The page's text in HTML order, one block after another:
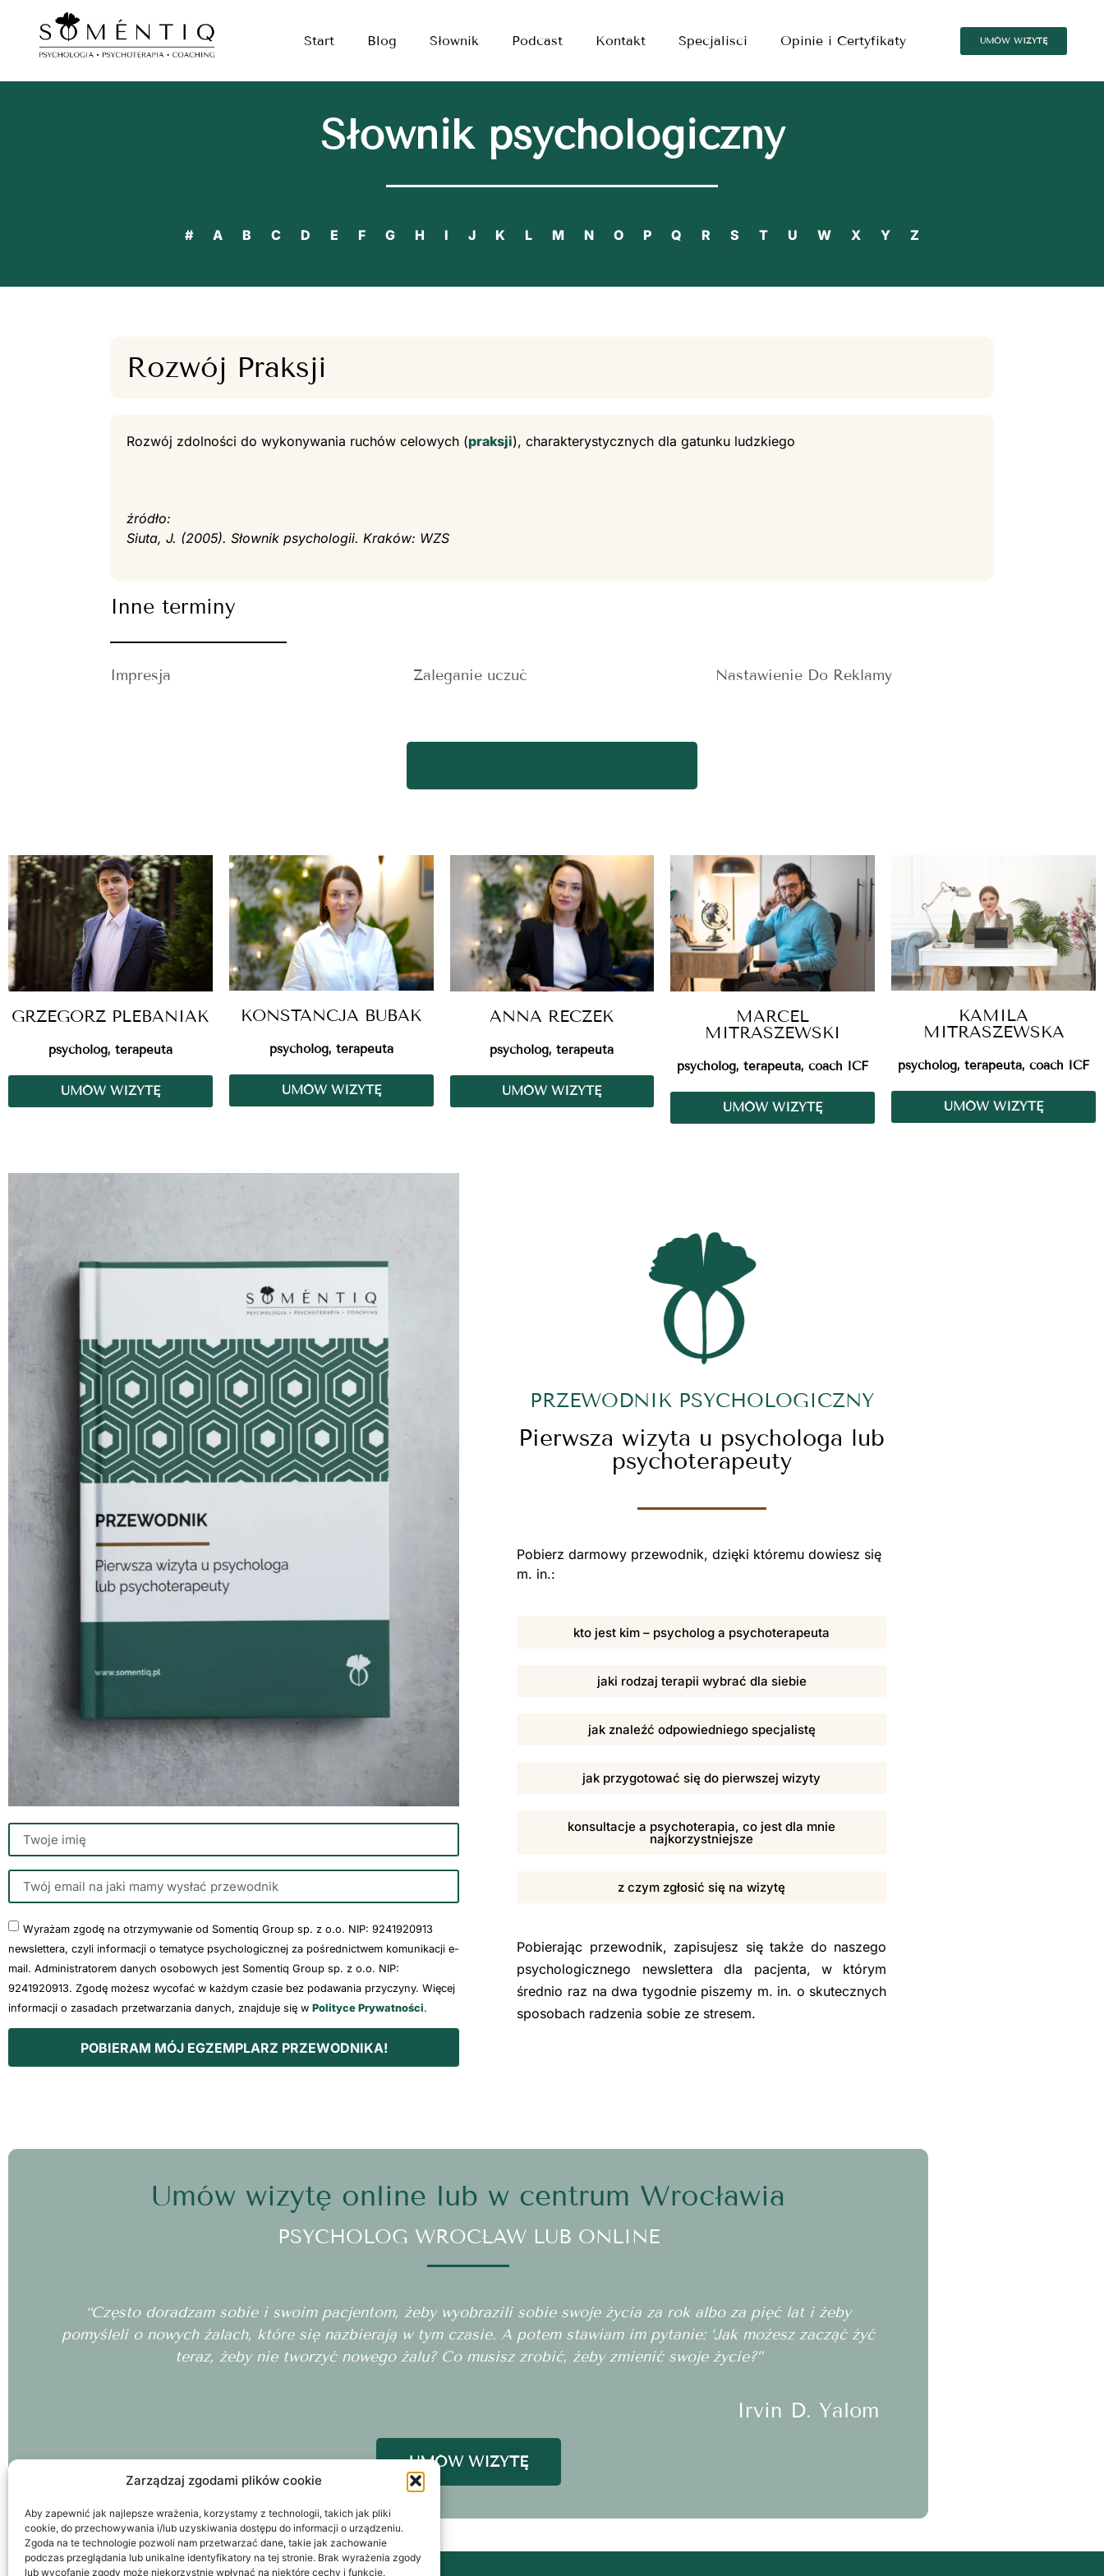
Zarządzaj zgodami plików cookie
Aby zapewnić jak najlepsze wrażenia, korzystamy z technologii, takich jak pliki
cookie, do przechowywania i/lub uzyskiwania dostępu do informacji o urządzeniu.
Zgoda na te technologie pozwoli nam przetwarzać dane, takie jak zachowanie
podczas przeglądania lub unikalne identyfikatory na tej stronie. Brak wyrażenia zgody
lub wycofanie zgody może niekorzystnie wpłynąć na niektóre cechy i funkcje.
Start Blog Słownik Podcast Kontakt Specjalisci Opinie i Certyfikaty UMÓW WIZYTĘ
Słownik psychologiczny
# A B C D E F G H I J K L M N O P Q R S T U W X Y Z
Rozwój Praksji
Rozwój zdolności do wykonywania ruchów celowych (praksji), charakterystycznych dla gatunku ludzkiego
źródło:
Siuta, J. (2005). Słownik psychologii. Kraków: WZS
Inne terminy
Impresja Zaleganie uczuć Nastawienie Do Reklamy
GRZEGORZ PLEBANIAK
psycholog, terapeuta
UMÓW WIZYTĘ
KONSTANCJA BUBAK
psycholog, terapeuta
UMÓW WIZYTĘ
ANNA RECZEK
psycholog, terapeuta
UMÓW WIZYTĘ
MARCEL
MITRASZEWSKI
psycholog, terapeuta, coach ICF
UMÓW WIZYTĘ
KAMILA
MITRASZEWSKA
psycholog, terapeuta, coach ICF
UMÓW WIZYTĘ
Wyrażam zgodę na otrzymywanie od Somentiq Group sp. z o.o. NIP: 9241920913
newslettera, czyli informacji o tematyce psychologicznej za pośrednictwem komunikacji e-
mail. Administratorem danych osobowych jest Somentiq Group sp. z o.o. NIP:
9241920913. Zgodę możesz wycofać w każdym czasie bez podawania przyczyny. Więcej
informacji o zasadach przetwarzania danych, znajduje się w Polityce Prywatności.
POBIERAM MÓJ EGZEMPLARZ PRZEWODNIKA!
PRZEWODNIK PSYCHOLOGICZNY
Pierwsza wizyta u psychologa lub
psychoterapeuty
Pobierz darmowy przewodnik, dzięki któremu dowiesz się
m. in.:
kto jest kim – psycholog a psychoterapeuta
jaki rodzaj terapii wybrać dla siebie
jak znaleźć odpowiedniego specjalistę
jak przygotować się do pierwszej wizyty
konsultacje a psychoterapia, co jest dla mnie
najkorzystniejsze
z czym zgłosić się na wizytę
Pobierając przewodnik, zapisujesz się także do naszego
psychologicznego newslettera dla pacjenta, w którym
średnio raz na dwa tygodnie piszemy m. in. o skutecznych
sposobach radzenia sobie ze stresem.
Umów wizytę online lub w centrum Wrocławia
PSYCHOLOG WROCŁAW LUB ONLINE
“Często doradzam sobie i swoim pacjentom, żeby wyobrazili sobie swoje życia za rok albo za pięć lat i żeby
pomyśleli o nowych żalach, które się nazbierają w tym czasie. A potem stawiam im pytanie: ‘Jak możesz zacząć żyć
teraz, żeby nie tworzyć nowego żalu? Co musisz zrobić, żeby zmienić swoje życie?”
Irvin D. Yalom
UMÓW WIZYTĘ